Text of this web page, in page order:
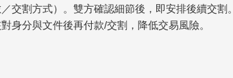
交割方式）。雙方確認細節後，即安排後續交割。
身分與文件後再付款/交割，降低交易風險。